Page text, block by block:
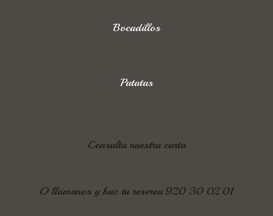
Bocadillos
Patatas
Consulta nuestra carta
O llámanos y haz tu reserva 920 30 02 01